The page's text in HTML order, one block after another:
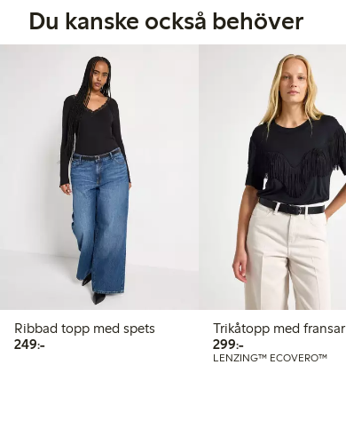
Du kanske också behöver
Ribbad topp med spets
249:-249,00 kr
Trikåtopp med fransar
299:-299,00 kr
LENZING™ ECOVERO™